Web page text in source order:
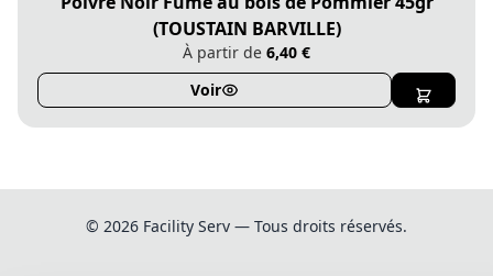
(TOUSTAIN BARVILLE)
À partir de 6,40 €
Voir
© 2026 Facility Serv — Tous droits réservés.